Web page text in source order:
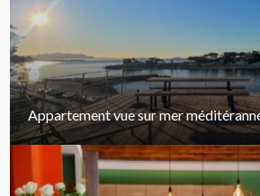
Appartement vue sur mer